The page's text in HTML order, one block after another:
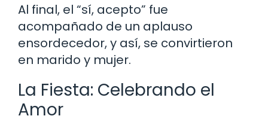
Al final, el “sí, acepto” fue
acompañado de un aplauso
ensordecedor, y así, se convirtieron
en marido y mujer.
La Fiesta: Celebrando el
Amor